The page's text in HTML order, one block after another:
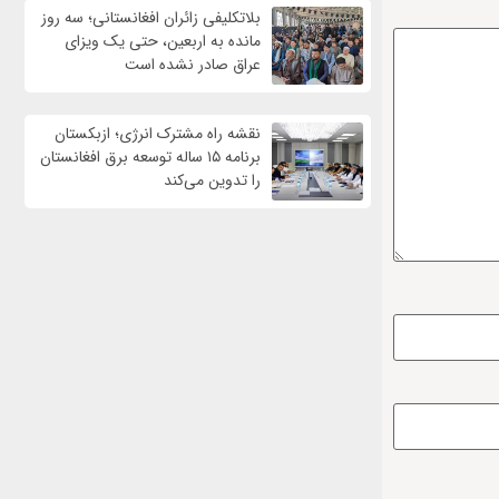
بلاتکلیفی زائران افغانستانی؛ سه روز
مانده به اربعین، حتی یک ویزای
عراق صادر نشده است
نقشه راه مشترک انرژی؛ ازبکستان
برنامه ۱۵ ساله توسعه برق افغانستان
را تدوین می‌کند